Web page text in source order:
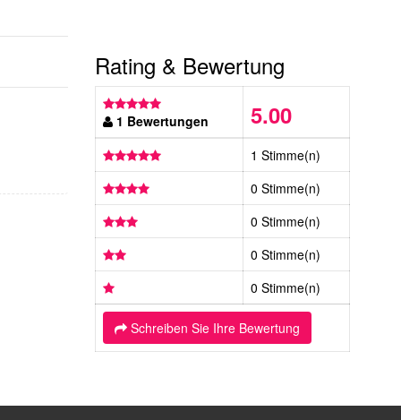
Rating & Bewertung
1 Bewertungen 5.00
1 Stimme(n)
0 Stimme(n)
0 Stimme(n)
0 Stimme(n)
0 Stimme(n)
Schreiben Sie Ihre Bewertung